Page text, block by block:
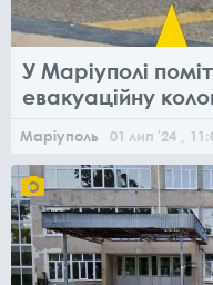
У Маріуполі
евакуаційну
Маріуполь 01 лип '24 ,